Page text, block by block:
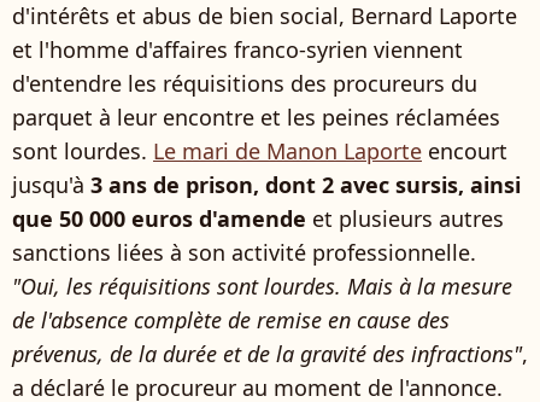
d'intérêts et abus de bien social, Bernard Laporte
et l'homme d'affaires franco-syrien viennent
d'entendre les réquisitions des procureurs du
parquet à leur encontre et les peines réclamées
sont lourdes. Le mari de Manon Laporte encourt
jusqu'à 3 ans de prison, dont 2 avec sursis, ainsi
que 50 000 euros d'amende et plusieurs autres
sanctions liées à son activité professionnelle.
"Oui, les réquisitions sont lourdes. Mais à la mesure
de l'absence complète de remise en cause des
prévenus, de la durée et de la gravité des infractions",
a déclaré le procureur au moment de l'annonce.